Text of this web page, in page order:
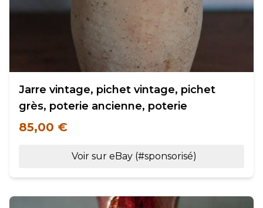
Jarre vintage, pichet vintage, pichet
grès, poterie ancienne, poterie
85,00 €
Voir sur eBay (#sponsorisé)